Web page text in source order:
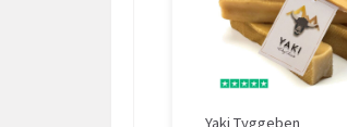
Yaki Tyggeben